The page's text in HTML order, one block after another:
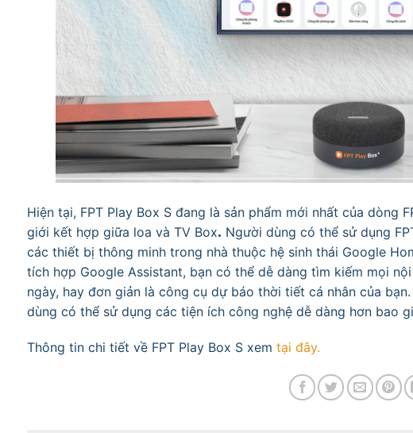
Hiện tại, FPT Play Box S đang là sản phẩm mới nhất của dòng
giới kết hợp giữa loa và TV Box. Người dùng có thể sử dụng
các thiết bị thông minh trong nhà thuộc hệ sinh thái Google
tích hợp Google Assistant, bạn có thể dễ dàng tìm kiếm mọi
ngày, hay đơn giản là công cụ dự báo thời tiết cá nhân của
dùng có thể sử dụng các tiện ích công nghệ dễ dàng hơn bao
Thông tin chi tiết về FPT Play Box S xem tại đây.